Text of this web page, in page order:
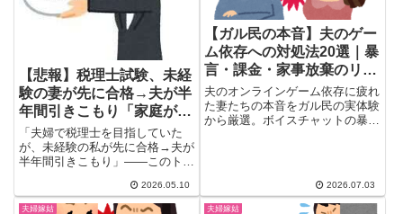
【悲報】税理士試験、未経
験の妻が先に合格→夫が半
年間引きこもり「家庭が劣
等感の場所に」→ガル民
「めんどくせえ男だな」
+3472ｗｗｗ
「夫婦で税理士を目指していた
が、未経験の私が先に合格→夫が
半年間引きこもり」——このトピ
2026.05.10
【ガル民の本音】夫のゲー
ム依存への対処法20選｜暴
言・課金・家事放棄のリア
ル体験談
夫のオンラインゲーム依存に疲れ
た妻たちの本音をガル民の実体験
から厳選。ボイスチャットの暴
真剣に考えたきっかけまで一気に
チェックできる保存版まとめで
す。
2026.07.03
夫婦嫁姑 夫婦嫁姑